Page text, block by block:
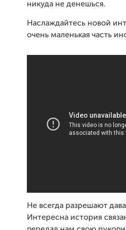
никуда не денешься.
Наслаждайтесь новой
очень маленькая часть
Не всегда разрешают
Интересна история